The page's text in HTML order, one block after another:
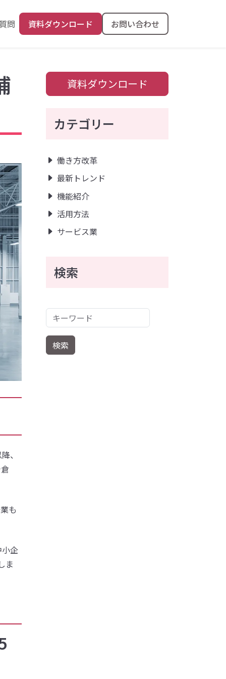
問 資料ダウンロード お問い合わせ
、
も
企
ま
資料ダウンロード
カテゴリー
働き方改革
最新トレンド
機能紹介
活用方法
サービス業
検索
キーワード
検索